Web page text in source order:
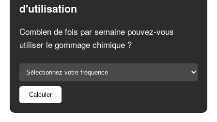
d'utilisation
Combien de fois par semaine pouvez-vous
utiliser le gommage chimique ?
Calculer